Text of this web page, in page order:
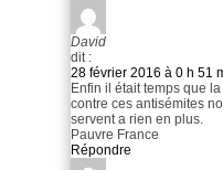
David
dit :
28 février 2016 à 0 h 51
Enfin il était temps que
contre ces antisémites
servent a rien en plus.
Pauvre France
Répondre